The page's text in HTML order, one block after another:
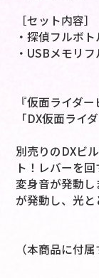
［セット内容］
・探偵フルボ
・USBメモリ
『仮面ライダー
「DX仮面ライ
別売りのDXビ
ト！レバーを
変身音が発動
が発動し、光と
（本商品に付